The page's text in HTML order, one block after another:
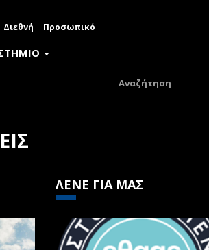
Διεθνή Προσωπικό
Φόρμα
ΛΕΝΕ ΓΙΑ ΜΑΣ